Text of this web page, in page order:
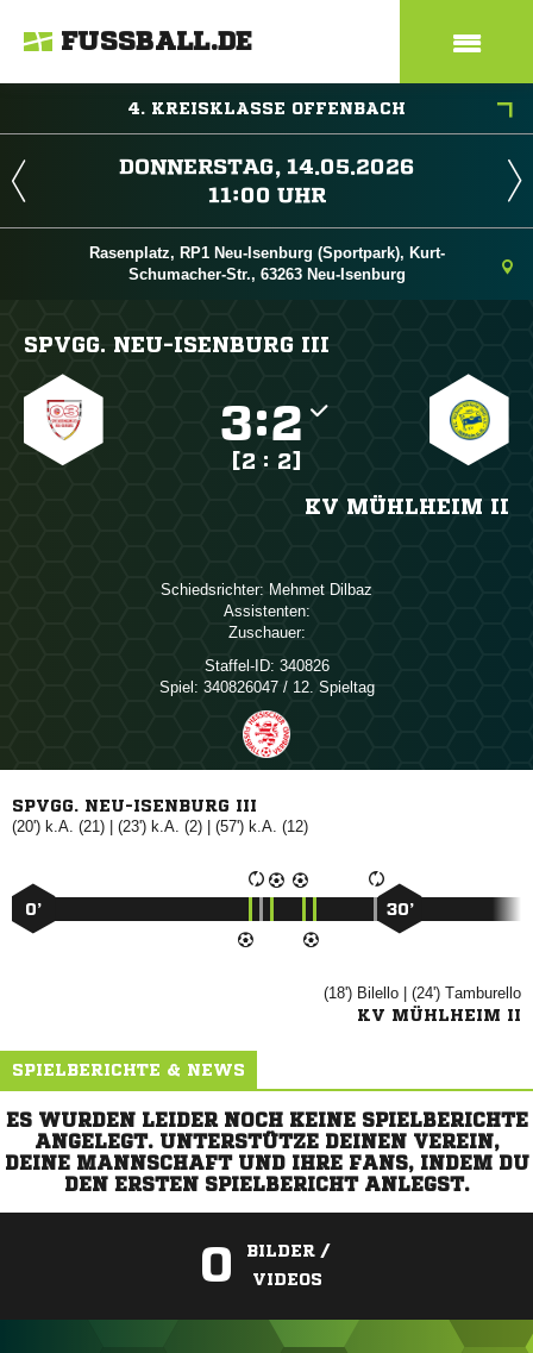
FUSSBALL.DE
4. KREISKLASSE OFFENBACH
 
 
Rasenplatz, RP1 Neu-Isenburg (Sportpark), Kurt-
Schumacher-Str., 63263 Neu-Isenburg
SPVGG. NEU-ISENBURG III
:
[2 : 2]
KV MÜHLHEIM II
Schiedsrichter:  
Assistenten:
Zuschauer:
Staffel-ID: 340826
Spiel: 340826047 / 12. Spieltag
SPVGG. NEU-ISENBURG III
(20') k.A. (21) | (23') k.A. (2) | (57') k.A. (12)
0’ 30’
(18')  | (24') 
KV MÜHLHEIM II
SPIELBERICHTE & NEWS
ES WURDEN LEIDER NOCH KEINE SPIELBERICHTE
ANGELEGT. UNTERSTÜTZE DEINEN VEREIN,
DEINE MANNSCHAFT UND IHRE FANS, INDEM DU
DEN ERSTEN SPIELBERICHT ANLEGST.
0
BILDER /
VIDEOS